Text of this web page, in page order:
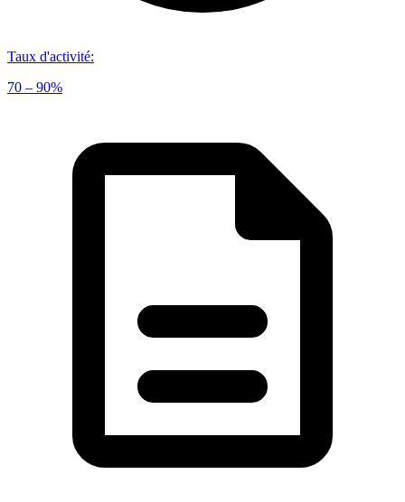
Taux d'activité:
70 – 90%